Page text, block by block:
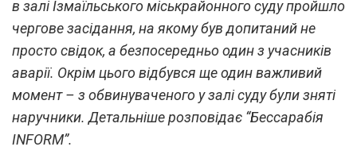
в залі Ізмаїльського міськрайонного суду пройшло
чергове засідання, на якому був допитаний не
просто свідок, а безпосередньо один з учасників
аварії. Окрім цього відбувся ще один важливий
момент – з обвинуваченого у залі суду були зняті
наручники. Детальніше розповідає “Бессарабія
INFORM”.